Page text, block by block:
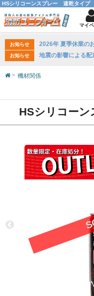
お知らせ 2026年 夏季休業の
お知らせ 地震の影響による
機材関係
HSシリコー
マイ